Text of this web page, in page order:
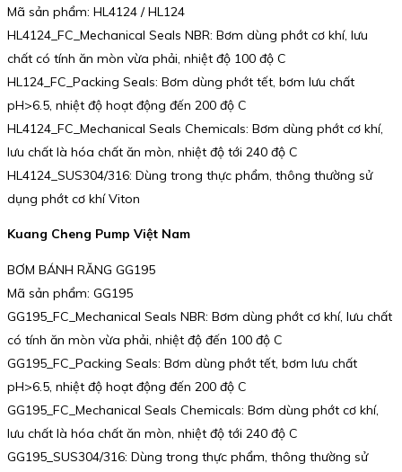
Mã sản phẩm: HL4124 / HL124
HL4124_FC_Mechanical Seals NBR: Bơm dùng phớt cơ khí, lưu
chất có tính ăn mòn vừa phải, nhiệt độ 100 độ C
HL124_FC_Packing Seals: Bơm dùng phớt tết, bơm lưu chất
pH>6.5, nhiệt độ hoạt động đến 200 độ C
HL4124_FC_Mechanical Seals Chemicals: Bơm dùng phớt cơ khí,
lưu chất là hóa chất ăn mòn, nhiệt độ tới 240 độ C
HL4124_SUS304/316: Dùng trong thực phẩm, thông thường sử
dụng phớt cơ khí Viton
Kuang Cheng Pump Việt Nam
BƠM BÁNH RĂNG GG195
Mã sản phẩm: GG195
GG195_FC_Mechanical Seals NBR: Bơm dùng phớt cơ khí, lưu chất
có tính ăn mòn vừa phải, nhiệt độ đến 100 độ C
GG195_FC_Packing Seals: Bơm dùng phớt tết, bơm lưu chất
pH>6.5, nhiệt độ hoạt động đến 200 độ C
GG195_FC_Mechanical Seals Chemicals: Bơm dùng phớt cơ khí,
lưu chất là hóa chất ăn mòn, nhiệt độ tới 240 độ C
GG195_SUS304/316: Dùng trong thực phẩm, thông thường sử